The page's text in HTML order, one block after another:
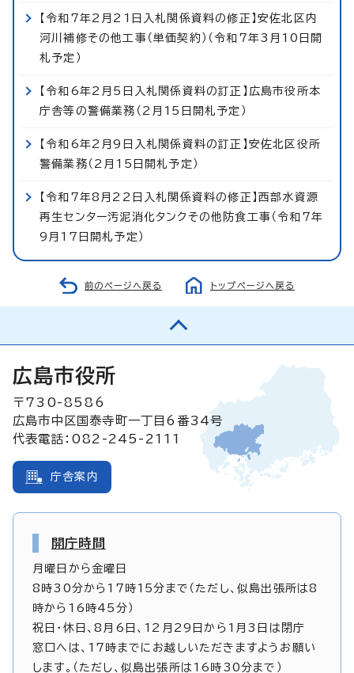
【令和7年2月21日入札関係資料の修正】安佐北区内
河川補修その他工事（単価契約）（令和7年3月10日開
札予定）
【令和6年2月5日入札関係資料の訂正】広島市役所本
庁舎等の警備業務（2月15日開札予定）
【令和6年2月9日入札関係資料の訂正】安佐北区役所
警備業務（2月15日開札予定）
【令和7年8月22日入札関係資料の修正】西部水資源
再生センター汚泥消化タンクその他防食工事（令和7年
9月17日開札予定）
前のページへ戻る トップページへ戻る
広島市役所
〒730-8586
広島市中区国泰寺町一丁目6番34号
代表電話：082-245-2111
庁舎案内
開庁時間
月曜日から金曜日
8時30分から17時15分まで（ただし、似島出張所は8
時から16時45分）
祝日・休日、8月6日、12月29日から1月3日は閉庁
窓口へは、17時までにお越しいただきますようお願い
します。（ただし、似島出張所は16時30分まで）